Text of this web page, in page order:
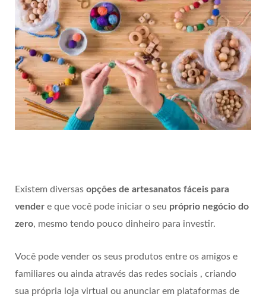
Existem diversas opções de artesanatos fáceis para
vender e que você pode iniciar o seu próprio negócio do
zero, mesmo tendo pouco dinheiro para investir.
Você pode vender os seus produtos entre os amigos e
familiares ou ainda através das redes sociais , criando
sua própria loja virtual ou anunciar em plataformas de